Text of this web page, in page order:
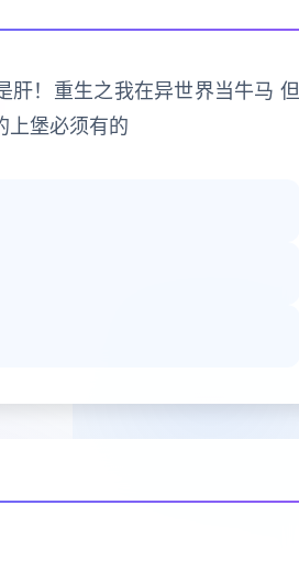
！重生之我在异世界当牛马 但
上堡必须有的